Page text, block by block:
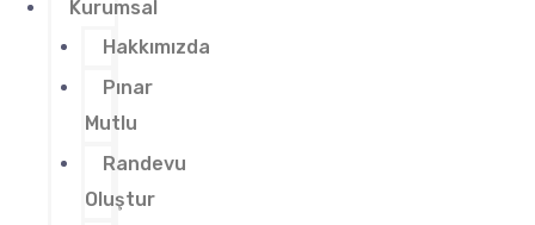
Kurumsal
Hakkımızda
Pınar
Mutlu
Randevu
Oluştur